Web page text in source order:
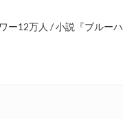
ー12万人 / 小説『ブルーハ